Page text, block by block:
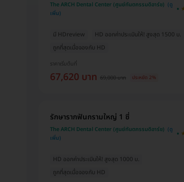
มี HDreview
HD ออกค่าประเมินให้! สูงสุด 1500 บ.
ถูกที่สุดเมื่อจองกับ HD
The ARCH Dental Center (ศูนย์ทันตกรรมดิอาร์ช)
ราคาเริ่มต้นที่
67,620 บาท 69,000 บาท ประหยัด 2%
HD ออกค่าประเมินให้! สูงสุด 1000 บ.
ถูกที่สุดเมื่อจองกับ HD
รักษารากฟันกรามใหญ่ 1 ซี่
The ARCH Dental Center (ศูนย์ทันตกรรมดิอาร์ช)